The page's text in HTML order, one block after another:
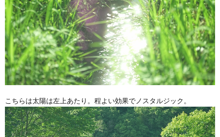
こちらは太陽は左上あたり。程よい効果でノスタルジック。